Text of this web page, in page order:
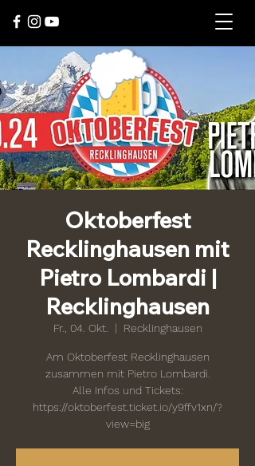
Oktoberfest
Recklinghausen mit
Pietro Lombardi |
Recklinghausen
Fr., 04. Okt.
  |
Recklinghausen
Am Oktoberfest Recklinghausen
zusammen mit Pietro Lombardi.
Alle Infos und Tickets:
https://oktoberfest.ticket.io/y9ffv1xn/?
view=big